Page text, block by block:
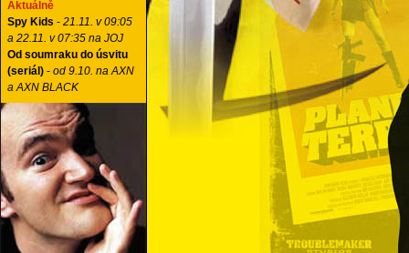
Aktuálně
Spy Kids - 21.11. v 09:05
a 22.11. v 07:35 na JOJ
Od soumraku do úsvitu
(seriál) - od 9.10. na AXN
a AXN BLACK